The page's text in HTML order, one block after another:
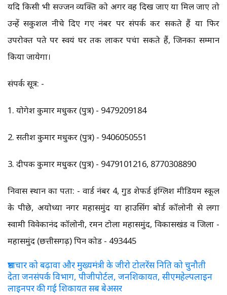
यदि किसी भी सज्जन व्यक्ति को अगर वह दिख जाए या मिल जाए तो
उन्हें सकुशल नीचे दिए गए नंबर पर संपर्क कर सकते हैं या फिर
उपरोक्त पते पर स्वयं घर तक लाकर पहुंचा सकते हैं, जिनका सम्मान
किया जायेगा।
संपर्क सूत्र: -
1. योगेश कुमार मधुकर (पुत्र) - 9479209184
2. सतीश कुमार मधुकर (पुत्र) - 9406050551
3. दीपक कुमार मधुकर (पुत्र) - 9479101216, 8770308890
निवास स्थान का पता: - वार्ड नंबर 4, गुड शेफर्ड इंग्लिश मीडियम स्कूल
के पीछे, अयोध्या नगर महासमुंद या हाउसिंग बोर्ड कॉलोनी से लगा
स्वामी विवेकानंद कॉलोनी, रमन टोला महासमुंद, विकासखंड व जिला -
महासमुंद (छत्तीसगढ़) पिन कोड - 493445
भ्रष्टाचार को बढ़ावा और मुख्यमंत्री के जीरो टोलरेंस निति को चुनौती
देता जनसंपर्क विभाग, पीजीपोर्टल, जनशिकायत, सीएमहेल्पलाइन
लाइनपर की गई शिकायत सब बेअसर